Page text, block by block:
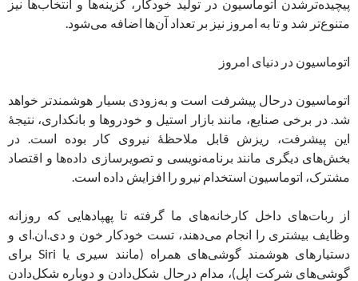
پیچیده‌تر‌شدن اتوماسیون در تولید خودکار، گزینه‌ها و انتخاب‌ها نیز
متنوع‌تر شد و تا به امروز نیز بر تعداد آن‌ها اضافه می‌شود.
اتوماسیون در دنیای امروز
اتوماسیون درحال پیشرفت است و به‌زودی بسیار هوشمندتر خواهد
شد. در برخی صنایع، مانند بازار استیل و خودروها و بانکداری، نتیجۀ
این پیشرفت، ریزش قابل ملاحظۀ نیروی کار بوده است. در
بخش‌های دیگری مانند برنامه‌نویسی و تصویرسازی داده‌ها و اقتصاد
مشترک، اتوماسیون استخدام نیرو را افزایش داده است.
از ربات‌های داخل کارخانه‌های ما گرفته تا پهپادهایی که روزانه
وظایف بیشتری را انجام می‌دهند، تست خودکار خون و دی.ان.ای و
دستیارهای هوشمند گوشی‌های همراه (مانند سیری یا Siri برای
گوشی‌های شرکت اپل)، مدام درحال شکل‌دادن و دوباره شکل‌دادن